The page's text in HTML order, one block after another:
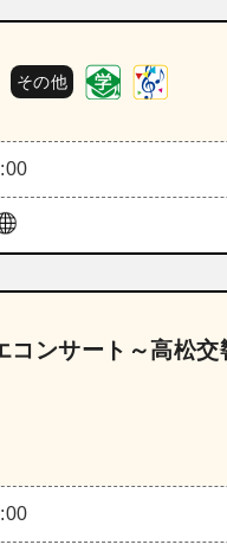
その他
ンサート～高松交